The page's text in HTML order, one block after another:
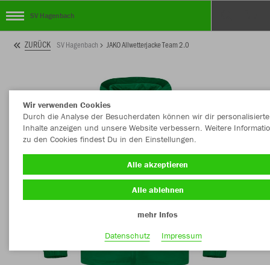
SV Hagenbach
ZURÜCK SV Hagenbach JAKO Allwetterjacke Team 2.0
Wir verwenden Cookies
Durch die Analyse der Besucherdaten können wir dir personalisierte
Inhalte anzeigen und unsere Website verbessern. Weitere
zu den Cookies findest Du in den Einstellungen.
Alle akzeptieren
Alle ablehnen
mehr Infos
Datenschutz
Impressum